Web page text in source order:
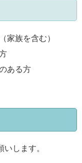
家族を含む）
ある方
します。